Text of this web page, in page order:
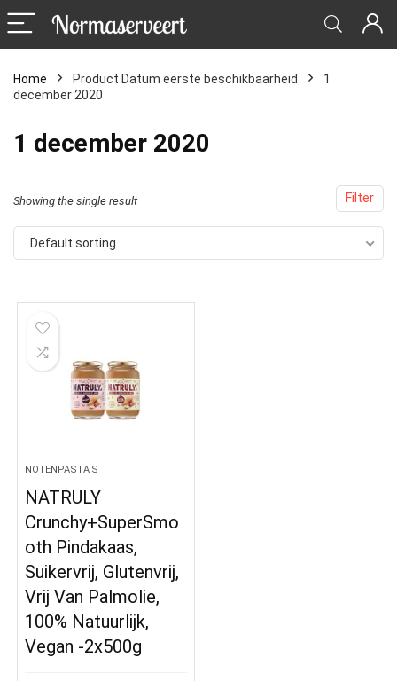
Home Product Datum eerste beschikbaarheid
1
december 2020
1 december 2020
Filter
Showing the single result
Default sorting
NOTENPASTA'S
NATRULY
Crunchy+SuperSmo
oth Pindakaas,
Suikervrij, Glutenvrij,
Vrij Van Palmolie,
100% Natuurlijk,
Vegan -2x500g